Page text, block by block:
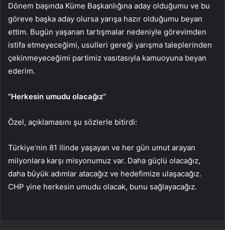
Dönem başında Küme Başkanlığına aday olduğumu ve bu
göreve başka aday olursa yarışa hazır olduğumu beyan
ettim. Bugün yaşanan tartışmalar nedeniyle görevimden
istifa etmeyeceğimi, usulleri gereği yarışma taleplerinden
çekinmeyeceğimi partimiz vasıtasıyla kamuoyuna beyan
ederim.
“Herkesin umudu olacağız”
Özel, açıklamasını şu sözlerle bitirdi:
Türkiye’nin 81 ilinde yaşayan ve her gün umut arayan
milyonlara karşı misyonumuz var. Daha güçlü olacağız,
daha büyük adımlar atacağız ve hedefimize ulaşacağız.
CHP yine herkesin umudu olacak, bunu sağlayacağız.